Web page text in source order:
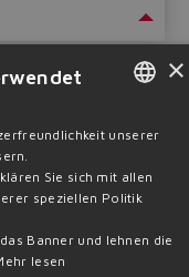
GERMAN
SPANISH
×
unserer
Sie sich mit allen
speziellen Politik
Banner und lehnen die
lesen